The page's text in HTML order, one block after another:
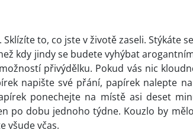
to, co jste v životě zaseli. Stýkáte
kdy jindy se budete vyhýbat
přivýdělku. Pokud vás nic
napište své přání, papírek nalepte
ponechejte na místě asi deset
po dobu jednoho týdne. Kouzlo by
všude včas.